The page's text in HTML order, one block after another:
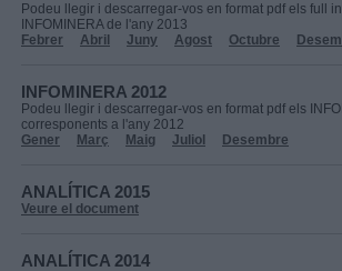
Podeu llegir i descarregar-vos en format pdf els full
INFOMINERA de l'any 2013
Febrer
Abril Juny Agost Octubre
INFOMINERA 2012
Podeu llegir i descarregar-vos en format pdf els
corresponents a l'any 2012
Gener
Març Maig Juliol Desembre
ANALÍTICA 2015
Veure el document
ANALÍTICA 2014